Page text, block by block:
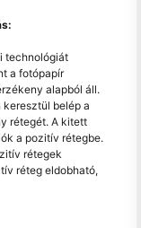
technológiát
a fotópapír
alapból áll.
belép a
rétegét. A kitett
a pozitív rétegbe.
rétegek
réteg eldobható,